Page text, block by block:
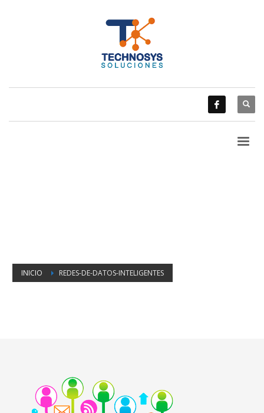
INICIO REDES-DE-DATOS-INTELIGENTES